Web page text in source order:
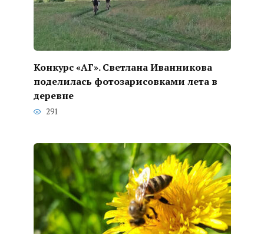
Конкурс «АГ». Светлана Иванникова
поделилась фотозарисовками лета в
деревне
291